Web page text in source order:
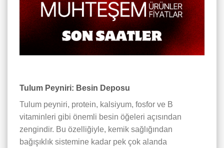
Tulum Peyniri: Besin Deposu
Tulum peyniri, protein, kalsiyum, fosfor ve B
vitaminleri gibi önemli besin öğeleri açısından
zengindir. Bu özelliğiyle, kemik sağlığından
bağışıklık sistemine kadar pek çok alanda